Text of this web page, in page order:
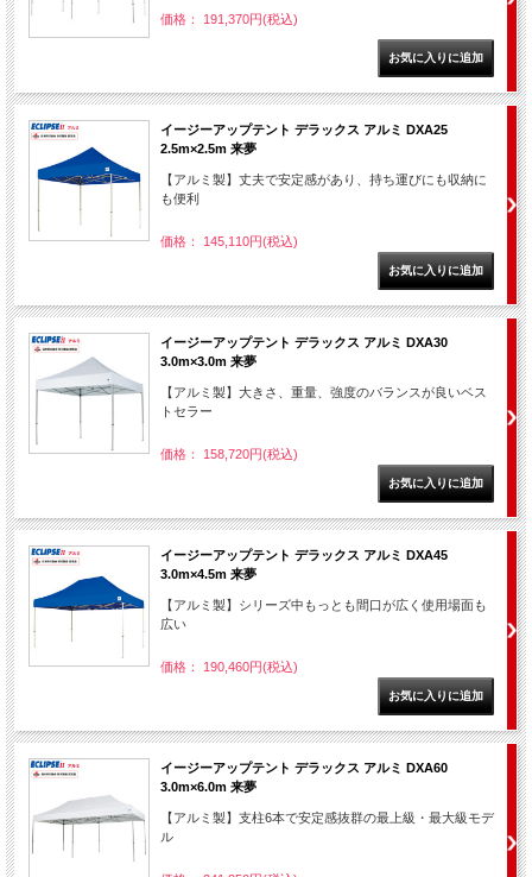
価格： 191,370円(税込)
イージーアップテント デラックス アルミ DXA25
2.5m×2.5m 来夢
【アルミ製】丈夫で安定感があり、持ち運びにも収納に
も便利
価格： 145,110円(税込)
イージーアップテント デラックス アルミ DXA30
3.0m×3.0m 来夢
【アルミ製】大きさ、重量、強度のバランスが良いベス
トセラー
価格： 158,720円(税込)
イージーアップテント デラックス アルミ DXA45
3.0m×4.5m 来夢
【アルミ製】シリーズ中もっとも間口が広く使用場面も
広い
価格： 190,460円(税込)
イージーアップテント デラックス アルミ DXA60
3.0m×6.0m 来夢
【アルミ製】支柱6本で安定感抜群の最上級・最大級モデ
ル